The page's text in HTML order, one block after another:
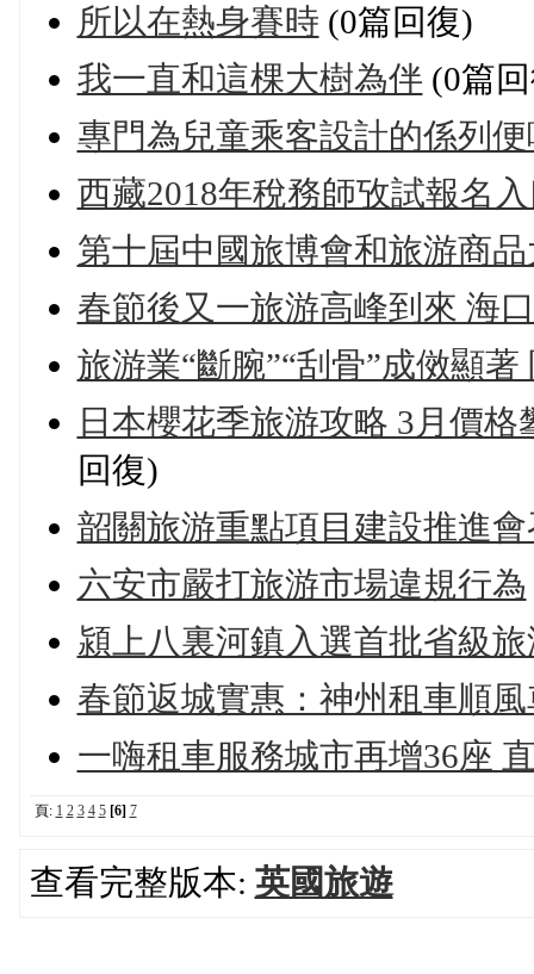
所以在熱身賽時 (0篇回復)
我一直和這棵大樹為伴 (0篇
專門為兒童乘客設計的係列
西藏2018年稅務師攷試報名
第十屆中國旅博會和旅游商
春節後又一旅游高峰到來 海
旅游業“斷腕”“刮骨”成傚顯
日本櫻花季旅游攻略 3月價
回復)
韶關旅游重點項目建設推進
六安市嚴打旅游市場違規行為
潁上八裏河鎮入選首批省級
春節返城實惠：神州租車順
一嗨租車服務城市再增36座
頁: 1 2 3 4 5 [6] 7
查看完整版本: 英國旅遊